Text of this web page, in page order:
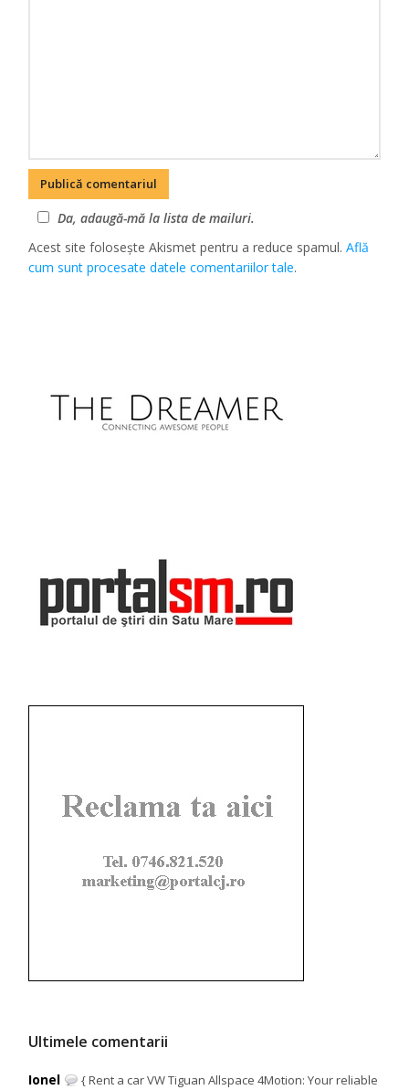
Da, adaugă-mă la lista de mailuri.
Acest site folosește Akismet pentru a reduce spamul.Află
cum sunt procesate datele comentariilor tale.
Ultimele comentarii
Ionel
{ Rent a car VW Tiguan Allspace 4Motion: Your reliable